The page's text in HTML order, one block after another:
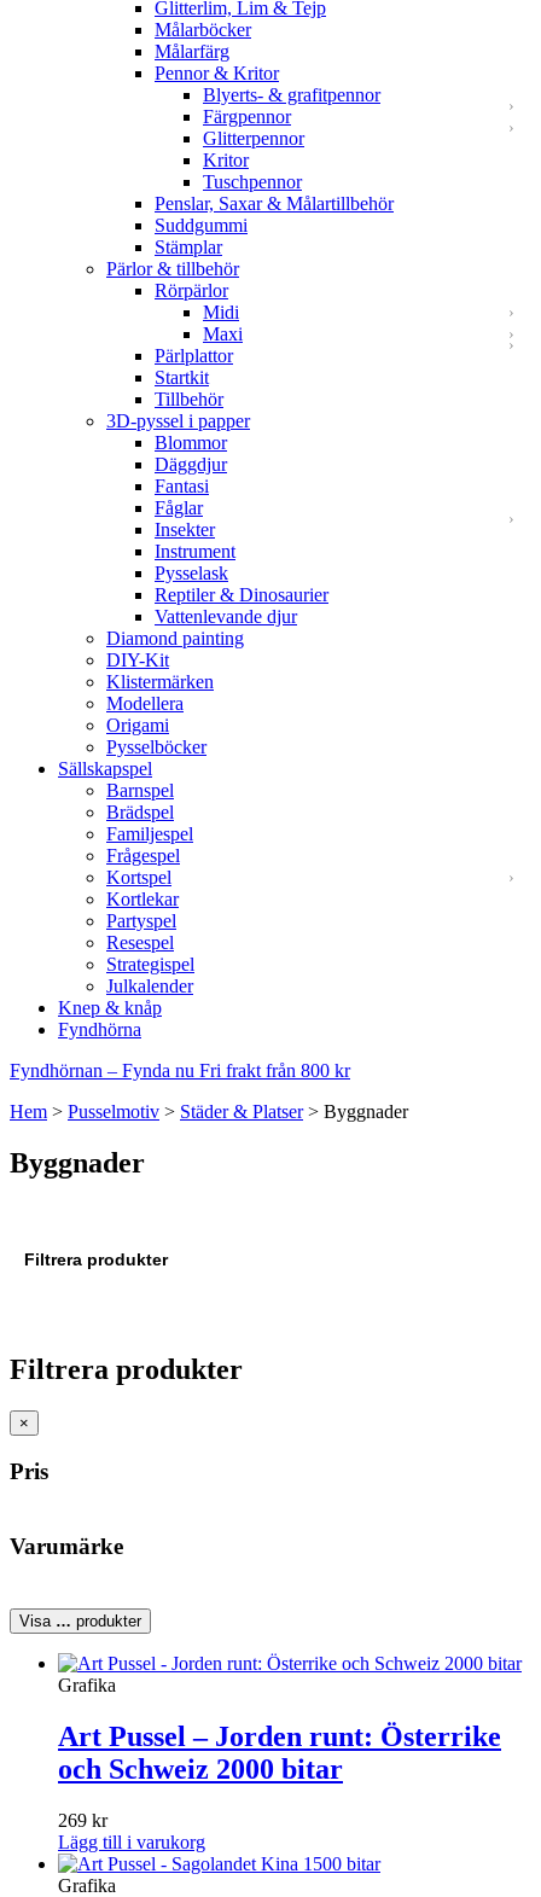
Glitterlim, Lim & Tejp
Målarböcker
Målarfärg
Pennor & Kritor
Blyerts- & grafitpennor
Färgpennor
Glitterpennor
Kritor
Tuschpennor
Penslar, Saxar & Målartillbehör
Suddgummi
Stämplar
Pärlor & tillbehör
Rörpärlor
Midi
Maxi
Pärlplattor
Startkit
Tillbehör
3D-pyssel i papper
Blommor
Däggdjur
Fantasi
Fåglar
Insekter
Instrument
Pysselask
Reptiler & Dinosaurier
Vattenlevande djur
Diamond painting
DIY-Kit
Klistermärken
Modellera
Origami
Pysselböcker
Sällskapspel
Barnspel
Brädspel
Familjespel
Frågespel
Kortspel
Kortlekar
Partyspel
Resespel
Strategispel
Julkalender
Knep & knåp
Fyndhörna
Fyndhörnan – Fynda nu Fri frakt från 800 kr
Hem > Pusselmotiv > Städer & Platser> Byggnader
Byggnader
Filtrera produkter
Filtrera produkter
×
Pris
Varumärke
Visa … produkter
Grafika
Art Pussel – Jorden runt: Österrike
och Schweiz 2000 bitar
269 kr
Lägg till i varukorg
Grafika